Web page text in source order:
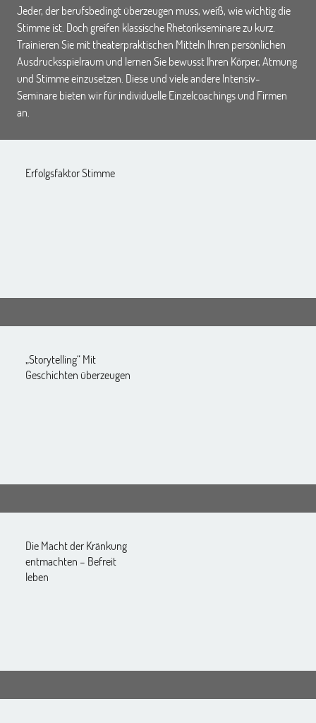
Jeder, der berufsbedingt überzeugen muss, weiß, wie wichtig die
Stimme ist. Doch greifen klassische Rhetorikseminare zu kurz.
Trainieren Sie mit theaterpraktischen Mitteln Ihren persönlichen
Ausdrucksspielraum und lernen Sie bewusst Ihren Körper, Atmung
und Stimme einzusetzen. Diese und viele andere Intensiv-
Seminare bieten wir für individuelle Einzelcoachings und Firmen
an.
Erfolgsfaktor Stimme
„Storytelling“ Mit
Geschichten überzeugen
Die Macht der Kränkung
entmachten – Befreit
leben